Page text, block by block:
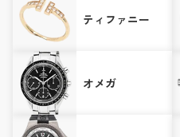
ティファニー
オメガ